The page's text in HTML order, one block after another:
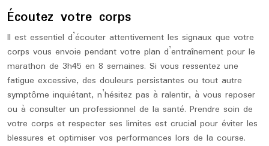
Écoutez votre corps
Il est essentiel d’écouter attentivement les signaux que votre
corps vous envoie pendant votre plan d’entraînement pour le
marathon de 3h45 en 8 semaines. Si vous ressentez une
fatigue excessive, des douleurs persistantes ou tout autre
symptôme inquiétant, n’hésitez pas à ralentir, à vous reposer
ou à consulter un professionnel de la santé. Prendre soin de
votre corps et respecter ses limites est crucial pour éviter les
blessures et optimiser vos performances lors de la course.